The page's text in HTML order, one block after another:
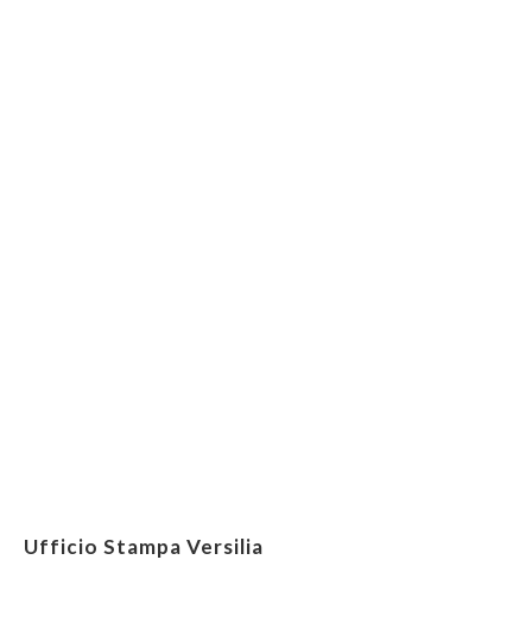
Ufficio Stampa Versilia